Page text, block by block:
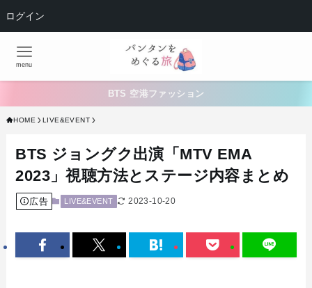
ログイン
menu
BTS 空港ファッション
HOME LIVE&EVENT
BTS ジョングク出演「MTV EMA
2023」視聴方法とステージ内容まとめ
広告 LIVE&EVENT 2023-10-20